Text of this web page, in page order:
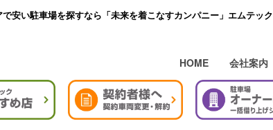
安い駐車場を探すなら「未来を着こなすカンパニー」エムテック
HOME 会社案内